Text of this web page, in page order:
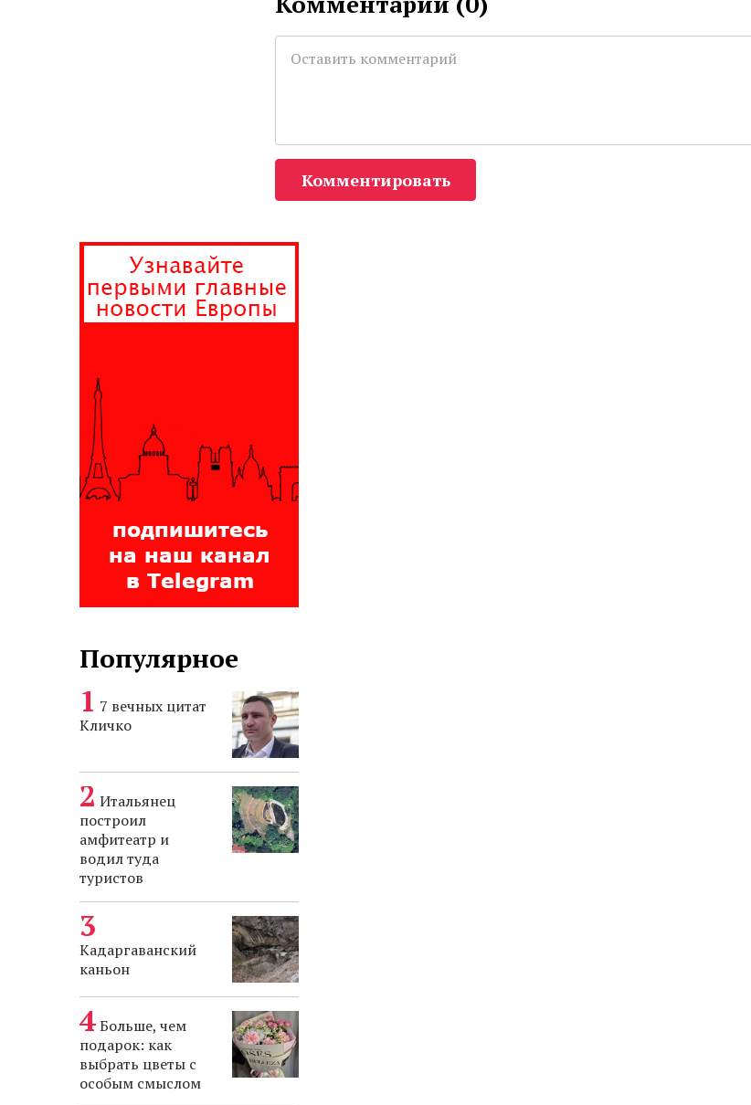
Комментировать
Популярное
7 вечных цитат
Кличко
Итальянец
построил
амфитеатр и
водил туда
туристов
Кадаргаванский
каньон
Больше, чем
подарок: как
выбрать цветы с
особым смыслом